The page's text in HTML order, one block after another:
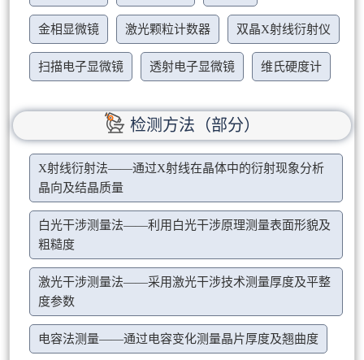
金相显微镜 激光颗粒计数器 双晶X射线衍射仪
扫描电子显微镜 透射电子显微镜 维氏硬度计
检测方法（部分）
X射线衍射法——通过X射线在晶体中的衍射现象分析
晶向及结晶质量
白光干涉测量法——利用白光干涉原理测量表面形貌及
粗糙度
激光干涉测量法——采用激光干涉技术测量厚度及平整
度参数
电容法测量——通过电容变化测量晶片厚度及翘曲度